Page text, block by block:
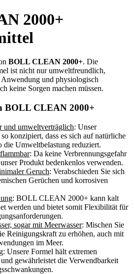
2000+
BOLL CLEAN 2000+. Die
ist nicht nur umweltfreundlich,
und physiologisch
keine Sorgen machen müssen.
BOLL CLEAN 2000+
und umweltverträglich: Unser
konzipiert, dass es sich auf natürliche
die Umweltbelastung reduziert.
: Da keine Verbrennungsgefahr
Produkt bedenkenlos verwenden.
Geruch: Verabschieden Sie sich
Gerüchen und korrosiven
: BOLL CLEAN 2000+ kann kalt
werden und bietet somit Flexibilität für
sogar mit Meerwasser: Mischen Sie
Reinigungskraft zu erhöhen, auch mit
im Meer.
: Unsere Formel hält extremen
gewährleistet die Verwendbarkeit